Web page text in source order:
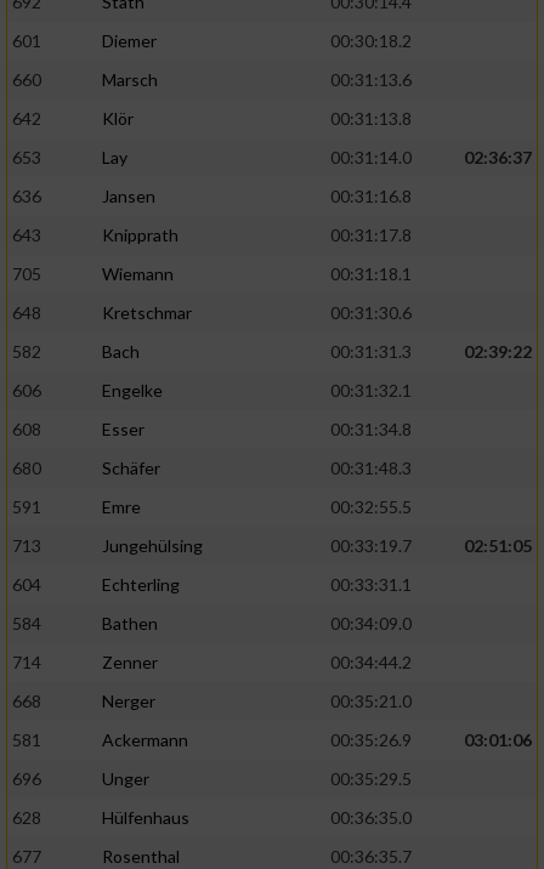
601
Diemer
00:30:18.2
660
Marsch
00:31:13.6
642
Klör
00:31:13.8
653
Lay 00:31:14.0
02:36:37
636
Jansen
00:31:16.8
643
Knipprath
00:31:17.8
705
Wiemann
00:31:18.1
648
Kretschmar
00:31:30.6
582
Bach 00:31:31.3
02:39:22
606
Engelke
00:31:32.1
608
Esser
00:31:34.8
680
Schäfer
00:31:48.3
591
Emre
00:32:55.5
713
Jungehülsing 00:33:19.7
02:51:05
604
Echterling
00:33:31.1
584
Bathen
00:34:09.0
714
Zenner
00:34:44.2
668
Nerger
00:35:21.0
581
Ackermann 00:35:26.9
03:01:06
696
Unger
00:35:29.5
628
Hülfenhaus
00:36:35.0
677
Rosenthal
00:36:35.7